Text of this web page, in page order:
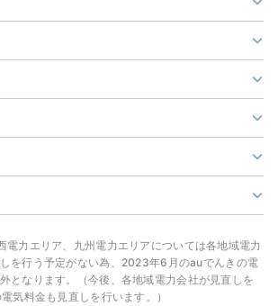
電力エリア、九州電力エリアについては各地域電力
を行う予定がない為、2023年6月のauでんきの電
となります。（今後、各地域電力会社が見直しを
気料金も見直しを行います。）